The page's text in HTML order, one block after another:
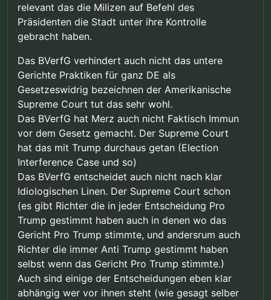
relevant das die Milizen auf Befehl des
Präsidenten die Stadt unter ihre Kontrolle
gebracht haben.
Das BVerfG verhindert auch nicht das untere
Gerichte Praktiken für ganz DE als
Gesetzeswidrig bezeichnen der Amerikanische
Supreme Court tut das sehr wohl.
Das BVerfG hat Merz auch nicht Faktisch Immun
vor dem Gesetz gemacht. Der Supreme Court
hat das mit Trump durchaus getan (Election
Interference Case und so)
Das BVerfG entscheidet auch nicht nach klar
Idiologischen Linen. Der Supreme Court schon
(es gibt Richter die in jeder Entscheidung Pro
Trump gestimmt haben auch in denen wo das
Gericht Pro Trump stimmte, und andersrum auch
Richter die immer Anti Trump gestimmt haben
selbst wenn das Gericht Pro Trump stimmte.)
Auch sind einige der Entscheidungen eben klar
abhängig wer vor ihnen steht (wie gesagt selber